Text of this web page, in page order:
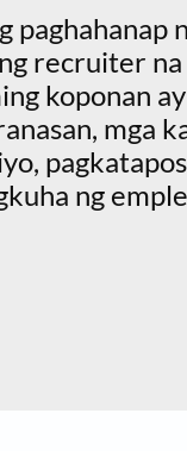
paghahanap
recruiter
koponan
mga
ng